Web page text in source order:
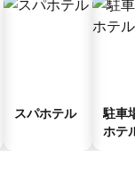
スパホテル
駐車
ホテ